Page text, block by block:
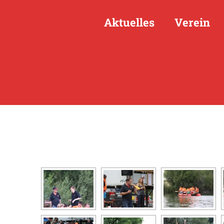
Aktuelles Verein